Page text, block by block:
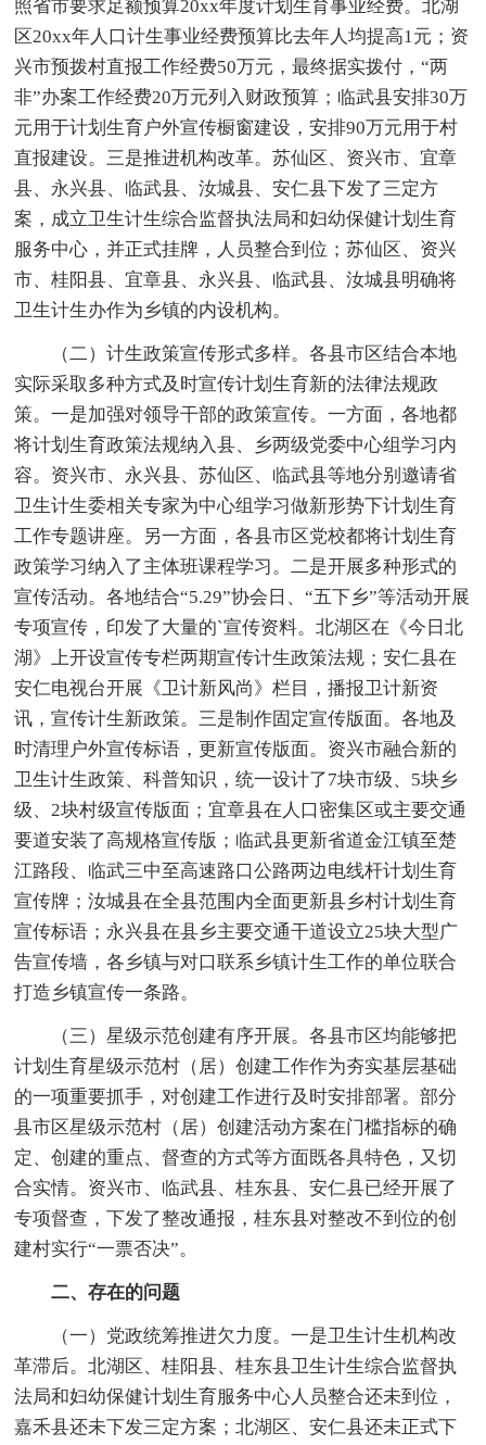
照省市要求足额预算20xx年度计划生育事业经费。北湖
区20xx年人口计生事业经费预算比去年人均提高1元；资
兴市预拨村直报工作经费50万元，最终据实拨付，“两
非”办案工作经费20万元列入财政预算；临武县安排30万
元用于计划生育户外宣传橱窗建设，安排90万元用于村
直报建设。三是推进机构改革。苏仙区、资兴市、宜章
县、永兴县、临武县、汝城县、安仁县下发了三定方
案，成立卫生计生综合监督执法局和妇幼保健计划生育
服务中心，并正式挂牌，人员整合到位；苏仙区、资兴
市、桂阳县、宜章县、永兴县、临武县、汝城县明确将
卫生计生办作为乡镇的内设机构。
（二）计生政策宣传形式多样。各县市区结合本地
实际采取多种方式及时宣传计划生育新的法律法规政
策。一是加强对领导干部的政策宣传。一方面，各地都
将计划生育政策法规纳入县、乡两级党委中心组学习内
容。资兴市、永兴县、苏仙区、临武县等地分别邀请省
卫生计生委相关专家为中心组学习做新形势下计划生育
工作专题讲座。另一方面，各县市区党校都将计划生育
政策学习纳入了主体班课程学习。二是开展多种形式的
宣传活动。各地结合“5.29”协会日、“五下乡”等活动开展
专项宣传，印发了大量的`宣传资料。北湖区在《今日北
湖》上开设宣传专栏两期宣传计生政策法规；安仁县在
安仁电视台开展《卫计新风尚》栏目，播报卫计新资
讯，宣传计生新政策。三是制作固定宣传版面。各地及
时清理户外宣传标语，更新宣传版面。资兴市融合新的
卫生计生政策、科普知识，统一设计了7块市级、5块乡
级、2块村级宣传版面；宜章县在人口密集区或主要交通
要道安装了高规格宣传版；临武县更新省道金江镇至楚
江路段、临武三中至高速路口公路两边电线杆计划生育
宣传牌；汝城县在全县范围内全面更新县乡村计划生育
宣传标语；永兴县在县乡主要交通干道设立25块大型广
告宣传墙，各乡镇与对口联系乡镇计生工作的单位联合
打造乡镇宣传一条路。
（三）星级示范创建有序开展。各县市区均能够把
计划生育星级示范村（居）创建工作作为夯实基层基础
的一项重要抓手，对创建工作进行及时安排部署。部分
县市区星级示范村（居）创建活动方案在门槛指标的确
定、创建的重点、督查的方式等方面既各具特色，又切
合实情。资兴市、临武县、桂东县、安仁县已经开展了
专项督查，下发了整改通报，桂东县对整改不到位的创
建村实行“一票否决”。
二、存在的问题
（一）党政统筹推进欠力度。一是卫生计生机构改
革滞后。北湖区、桂阳县、桂东县卫生计生综合监督执
法局和妇幼保健计划生育服务中心人员整合还未到位，
嘉禾县还未下发三定方案；北湖区、安仁县还未正式下